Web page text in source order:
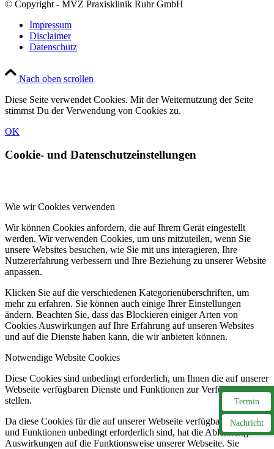
© Copyright - MVZ Praxisklinik Ruhr GmbH
Impressum
Disclaimer
Datenschutz
Nach oben scrollen
Diese Seite verwendet Cookies. Mit der Weiternutzung der Seite
stimmst Du der Verwendung von Cookies zu.
OK
Cookie- und Datenschutzeinstellungen
Wie wir Cookies verwenden
Wir können Cookies anfordern, die auf Ihrem Gerät eingestellt
werden. Wir verwenden Cookies, um uns mitzuteilen, wenn Sie
unsere Websites besuchen, wie Sie mit uns interagieren, Ihre
Nutzererfahrung verbessern und Ihre Beziehung zu unserer Website
anpassen.
Klicken Sie auf die verschiedenen Kategorienüberschriften, um
mehr zu erfahren. Sie können auch einige Ihrer Einstellungen
ändern. Beachten Sie, dass das Blockieren einiger Arten von
Cookies Auswirkungen auf Ihre Erfahrung auf unseren Websites
und auf die Dienste haben kann, die wir anbieten können.
Notwendige Website Cookies
Diese Cookies sind unbedingt erforderlich, um Ihnen die auf unserer
Webseite verfügbaren Dienste und Funktionen zur Verfügung zu
stellen.
Da diese Cookies für die auf unserer Webseite verfügbaren Dienste
und Funktionen unbedingt erforderlich sind, hat die Ablehnung
Auswirkungen auf die Funktionsweise unserer Webseite. Sie
Termin
Nachricht